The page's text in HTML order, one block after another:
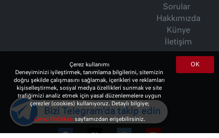
Sorular
Hakkımızda
Künye
İletişim
İsmet Berkan Yazıları
Ertuğrul Özkök Yazıları
Haftalık Gazete
OK
Çerez kullanımı
Deneyiminizi iyileştirmek, tanımlama bilgilerini, sitemizin
doğru şekilde çalışmasını sağlamak, içerikleri ve reklamları
kişiselleştirmek, sosyal medya özellikleri sunmak ve site
trafiğimizi analiz etmek için yasal düzenlemelere uygun
çerezler (cookies) kullanıyoruz. Detaylı bilgiye;
Çerez Politikasısayfamızdan erişebilirsiniz.
Bizi Telegram'da takip edin